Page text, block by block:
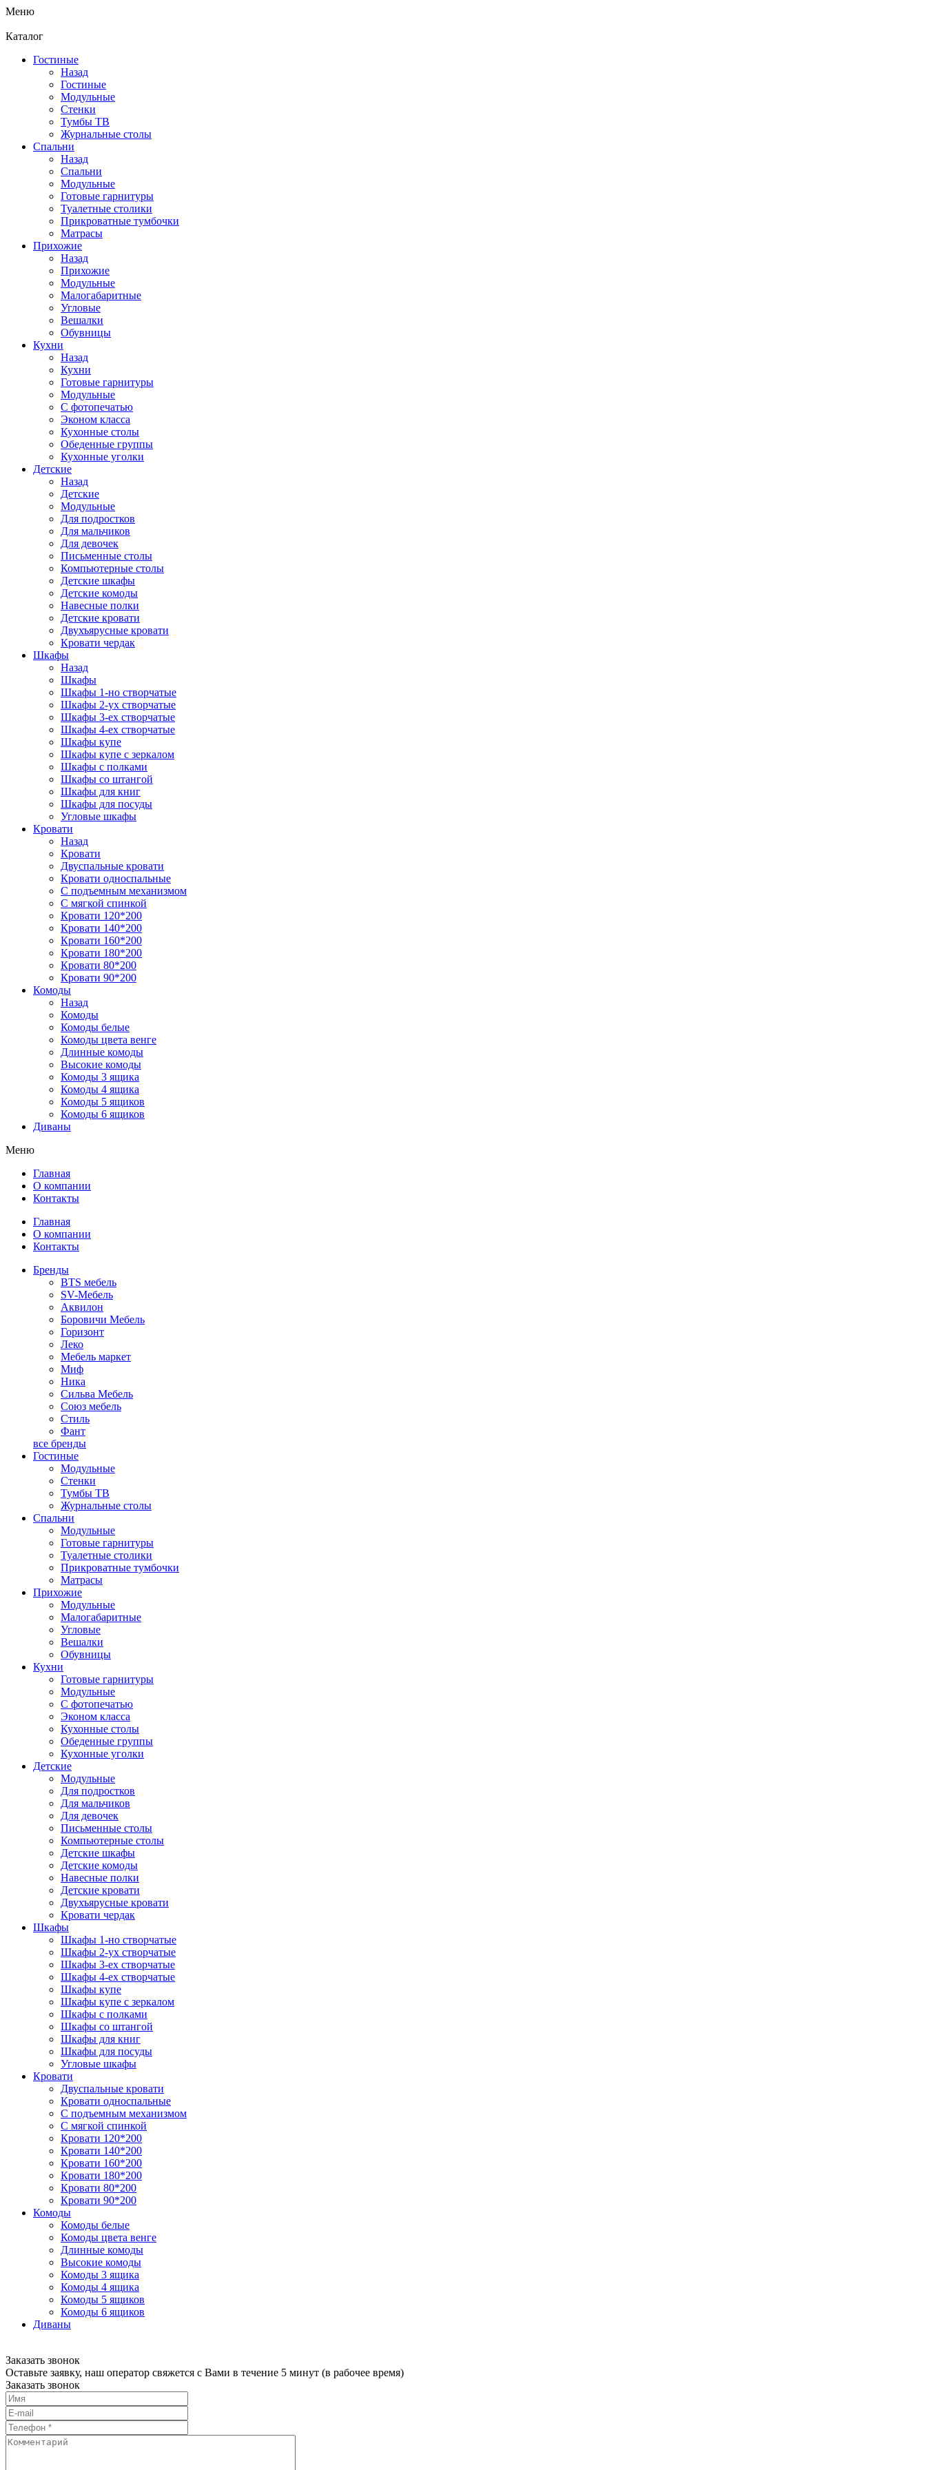
Меню
Каталог
Гостиные
Назад
Гостиные
Модульные
Стенки
Тумбы ТВ
Журнальные столы
Спальни
Назад
Спальни
Модульные
Готовые гарнитуры
Туалетные столики
Прикроватные тумбочки
Матрасы
Прихожие
Назад
Прихожие
Модульные
Малогабаритные
Угловые
Вешалки
Обувницы
Кухни
Назад
Кухни
Готовые гарнитуры
Модульные
С фотопечатью
Эконом класса
Кухонные столы
Обеденные группы
Кухонные уголки
Детские
Назад
Детские
Модульные
Для подростков
Для мальчиков
Для девочек
Письменные столы
Компьютерные столы
Детские шкафы
Детские комоды
Навесные полки
Детские кровати
Двухъярусные кровати
Кровати чердак
Шкафы
Назад
Шкафы
Шкафы 1-но створчатые
Шкафы 2-ух створчатые
Шкафы 3-ех створчатые
Шкафы 4-ех створчатые
Шкафы купе
Шкафы купе с зеркалом
Шкафы с полками
Шкафы со штангой
Шкафы для книг
Шкафы для посуды
Угловые шкафы
Кровати
Назад
Кровати
Двуспальные кровати
Кровати односпальные
С подъемным механизмом
С мягкой спинкой
Кровати 120*200
Кровати 140*200
Кровати 160*200
Кровати 180*200
Кровати 80*200
Кровати 90*200
Комоды
Назад
Комоды
Комоды белые
Комоды цвета венге
Длинные комоды
Высокие комоды
Комоды 3 ящика
Комоды 4 ящика
Комоды 5 ящиков
Комоды 6 ящиков
Диваны
Меню
Главная
О компании
Контакты
Главная
О компании
Контакты
Бренды
BTS мебель
SV-Мебель
Аквилон
Боровичи Мебель
Горизонт
Леко
Мебель маркет
Миф
Ника
Сильва Мебель
Союз мебель
Стиль
Фант
все бренды
Гостиные
Модульные
Стенки
Тумбы ТВ
Журнальные столы
Спальни
Модульные
Готовые гарнитуры
Туалетные столики
Прикроватные тумбочки
Матрасы
Прихожие
Модульные
Малогабаритные
Угловые
Вешалки
Обувницы
Кухни
Готовые гарнитуры
Модульные
С фотопечатью
Эконом класса
Кухонные столы
Обеденные группы
Кухонные уголки
Детские
Модульные
Для подростков
Для мальчиков
Для девочек
Письменные столы
Компьютерные столы
Детские шкафы
Детские комоды
Навесные полки
Детские кровати
Двухъярусные кровати
Кровати чердак
Шкафы
Шкафы 1-но створчатые
Шкафы 2-ух створчатые
Шкафы 3-ех створчатые
Шкафы 4-ех створчатые
Шкафы купе
Шкафы купе с зеркалом
Шкафы с полками
Шкафы со штангой
Шкафы для книг
Шкафы для посуды
Угловые шкафы
Кровати
Двуспальные кровати
Кровати односпальные
С подъемным механизмом
С мягкой спинкой
Кровати 120*200
Кровати 140*200
Кровати 160*200
Кровати 180*200
Кровати 80*200
Кровати 90*200
Комоды
Комоды белые
Комоды цвета венге
Длинные комоды
Высокие комоды
Комоды 3 ящика
Комоды 4 ящика
Комоды 5 ящиков
Комоды 6 ящиков
Диваны
Заказать звонок
Оставьте заявку, наш оператор свяжется с Вами в течение 5 минут (в рабочее время)
Заказать звонок